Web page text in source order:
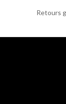
Retours